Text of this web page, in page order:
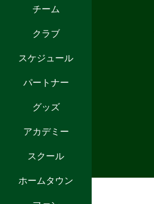
チーム
クラブ
スケジュール
パートナー
グッズ
アカデミー
スクール
ホームタウン